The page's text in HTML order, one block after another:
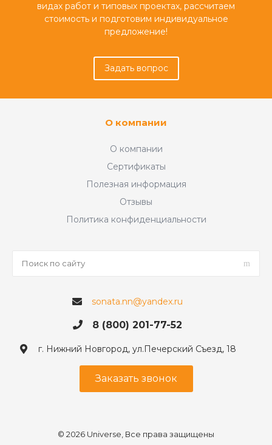
видах работ и типовых проектах, рассчитаем
стоимость и подготовим индивидуальное
предложение!
Задать вопрос
О компании
О компании
Сертификаты
Полезная информация
Отзывы
Политика конфиденциальности
sonata.nn@yandex.ru
8 (800) 201-77-52
г. Нижний Новгород, ул.Печерский Съезд, 18
Заказать звонок
© 2026 Universe, Все права защищены